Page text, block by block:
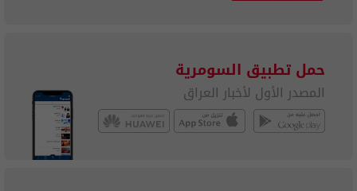
حمل تطبيق السومرية
المصدر الأول لأخبار العراق